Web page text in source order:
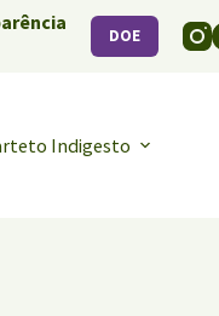
DOE
Indigesto